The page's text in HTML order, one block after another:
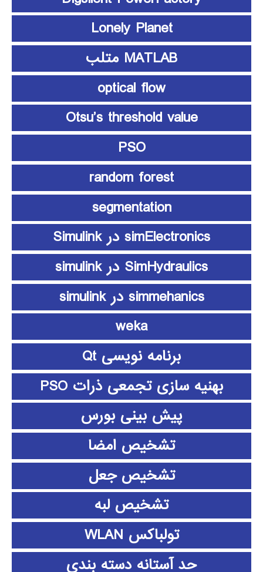
Lonely Planet
MATLAB متلب
optical flow
Otsu’s threshold value
PSO
random forest
segmentation
simElectronics در Simulink
SimHydraulics در simulink
simmehanics در simulink
weka
برنامه نویسی Qt
بهنیه سازی تجمعی ذرات PSO
پیش بینی بورس
تشخیص امضا
تشخیص جعل
تشخیص لبه
تولباکس WLAN
حد آستانه دسته بندی